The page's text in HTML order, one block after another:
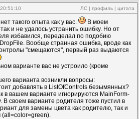
ЛС | профиль | цитата
такого опыта как у вас.
В моем
и не удалось устранить ошибку. Но от
избавился, переделал по подобию
Вообще странная ошибка, вроде как
"смещаются", первый раз выдаются
варианте вас не устроило (кроме
варианта возникли вопросы:
добавлять в ListOfControls безымянных?
в вашем варианте игнорируются MainForm-
В своем варианте родителя тоже пустил в
для замены цвета как родителю, так и
(all=color=green).